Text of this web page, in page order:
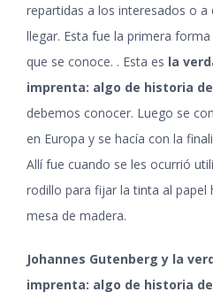
repartidas a los interesados o a
llegar. Esta fue la primera
que se conoce. . Esta es la
imprenta: algo de historia
debemos conocer. Luego se
en Europa y se hacía con la
Allí fue cuando se les ocurrió
rodillo para fijar la tinta al papel
mesa de madera.
Johannes Gutenberg y la
imprenta: algo de historia